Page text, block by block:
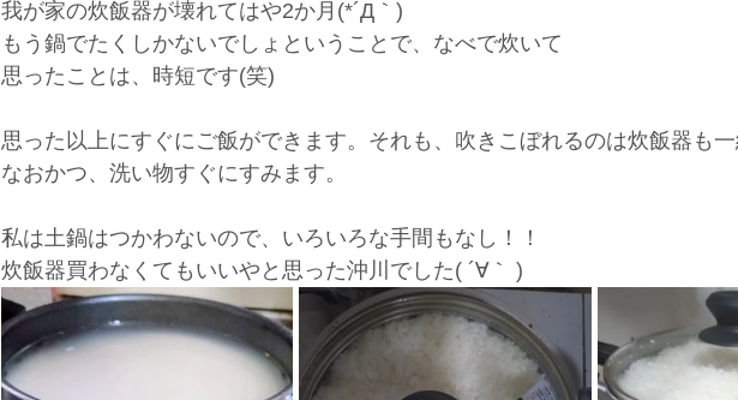
我が家の炊飯器が壊れてはや2か月(*´Д｀)
もう鍋でたくしかないでしょということで、なべで炊いて
思ったことは、時短です(笑)
思った以上にすぐにご飯ができます。それも、吹きこぼれるのは炊飯器も
なおかつ、洗い物すぐにすみます。
私は土鍋はつかわないので、いろいろな手間もなし！！
炊飯器買わなくてもいいやと思った沖川でした( ´∀｀ )